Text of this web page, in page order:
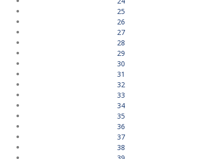
25
26
27
28
29
30
31
32
33
34
35
36
37
38